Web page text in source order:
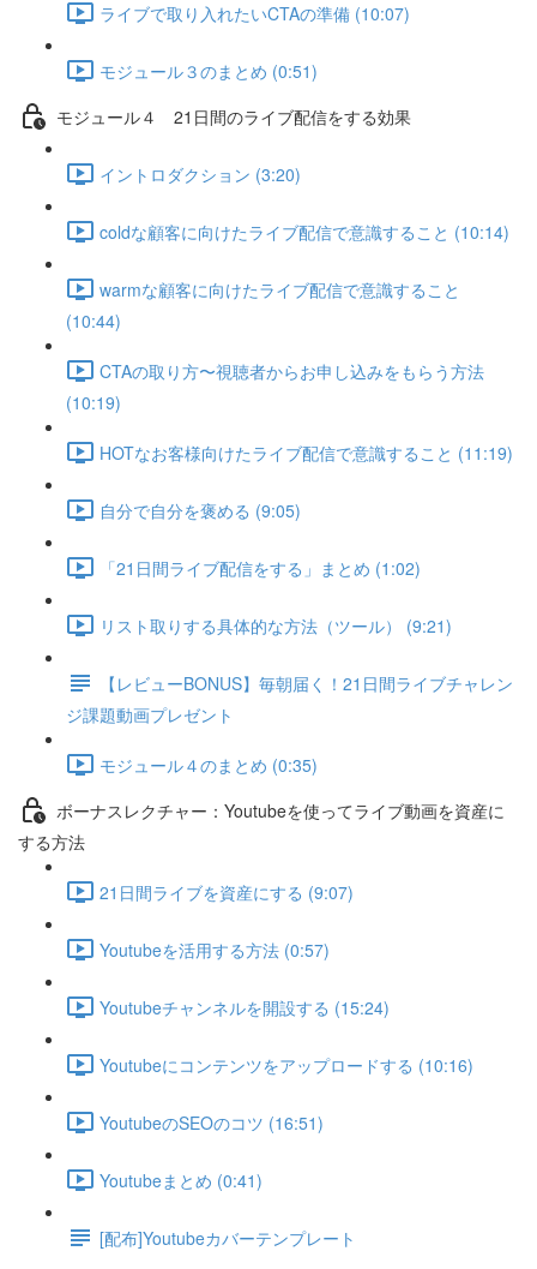
ライブで取り入れたいCTAの準備 (10:07)
モジュール３のまとめ (0:51)
モジュール４ 21日間のライブ配信をする効果
イントロダクション (3:20)
coldな顧客に向けたライブ配信で意識すること (10:14)
warmな顧客に向けたライブ配信で意識すること
(10:44)
CTAの取り方〜視聴者からお申し込みをもらう方法
(10:19)
HOTなお客様向けたライブ配信で意識すること (11:19)
自分で自分を褒める (9:05)
「21日間ライブ配信をする」まとめ (1:02)
リスト取りする具体的な方法（ツール） (9:21)
【レビューBONUS】毎朝届く！21日間ライブチャレン
ジ課題動画プレゼント
モジュール４のまとめ (0:35)
ボーナスレクチャー：Youtubeを使ってライブ動画を資産に
する方法
21日間ライブを資産にする (9:07)
Youtubeを活用する方法 (0:57)
Youtubeチャンネルを開設する (15:24)
Youtubeにコンテンツをアップロードする (10:16)
YoutubeのSEOのコツ (16:51)
Youtubeまとめ (0:41)
[配布]Youtubeカバーテンプレート